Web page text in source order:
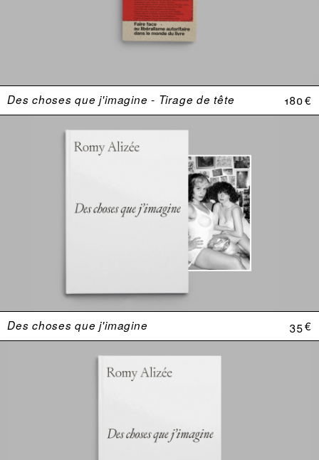
Des choses que j'imagine - Tirage de tête 180 €
Des choses que j'imagine 35 €